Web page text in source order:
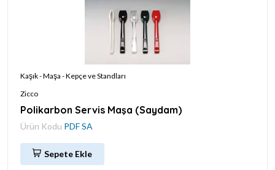
Kaşık - Maşa - Kepçe ve Standları
Zicco
Polikarbon Servis Maşa (Saydam)
Ürün Kodu PDF SA
Sepete Ekle